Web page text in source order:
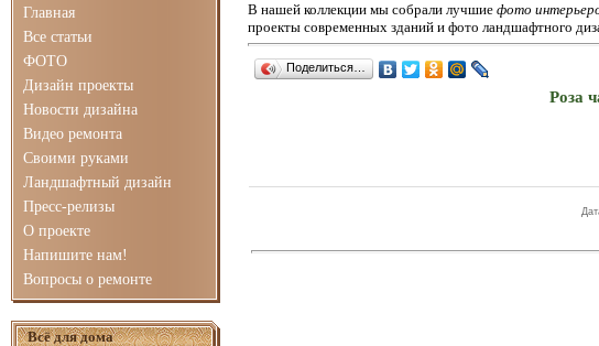
Главная
Все статьи
ФОТО
Дизайн проекты
Новости дизайна
Видео ремонта
Своими руками
Ландшафтный дизайн
Пресс-релизы
О проекте
Напишите нам!
Вопросы о ремонте
Всё для дома
В нашей коллекции мы собрали лучшие фото
проекты современных зданий и фото ландшафтного
Поделиться…
Роза